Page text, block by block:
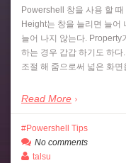
Powershell 창을 사용 할 때
Height는 창을 늘리면 늘어
늘어 나지 않는다. Property
하는 경우 갑갑 하기도 하
조절 해 줌으로써 넓은 화
Read More
Powershell Tips
No comments
talsu